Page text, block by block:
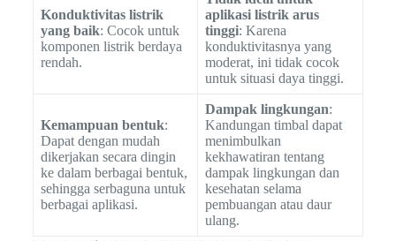
Konduktivitas listrik
yang baik: Cocok untuk
komponen listrik berdaya
rendah.
aplikasi listrik arus
tinggi: Karena
konduktivitasnya yang
moderat, ini tidak cocok
untuk situasi daya tinggi.
Kemampuan bentuk:
Dapat dengan mudah
dikerjakan secara dingin
ke dalam berbagai bentuk,
sehingga serbaguna untuk
berbagai aplikasi.
Dampak lingkungan:
Kandungan timbal dapat
menimbulkan
kekhawatiran tentang
dampak lingkungan dan
kesehatan selama
pembuangan atau daur
ulang.